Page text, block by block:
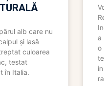
alb care nu
și lasă
culoarea
testat
în Italia.
a
o